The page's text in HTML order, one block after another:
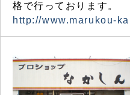
格で行っております。
http://www.marukou-